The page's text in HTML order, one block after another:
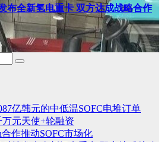
布全新氢电重卡 双方达成战略合作
亿韩元的中低温SOFC电堆订单
元天使+轮融资
合作推动SOFC市场化